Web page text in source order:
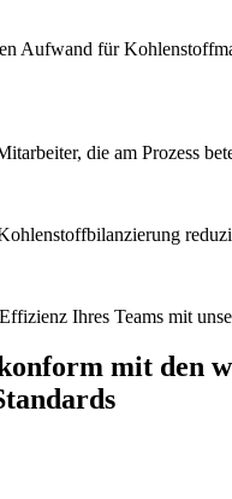
Aufwand für
die am Prozess
Ihres Teams mit
mit den